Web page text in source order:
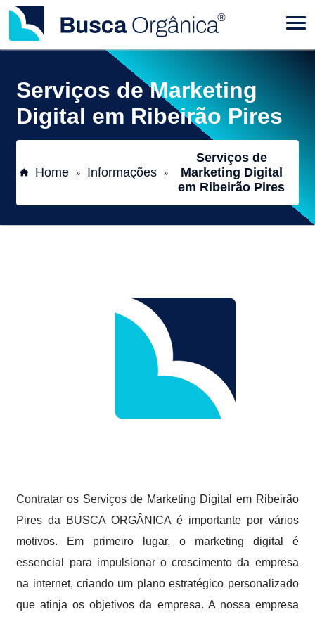
Serviços de Marketing
Digital em Ribeirão Pires
Home » Informações »
Serviços de
Marketing Digital
em Ribeirão Pires
Contratar os Serviços de Marketing Digital em Ribeirão
Pires da BUSCA ORGÂNICA é importante por vários
motivos. Em primeiro lugar, o marketing digital é
essencial para impulsionar o crescimento da empresa
na internet, criando um plano estratégico personalizado
que atinja os objetivos da empresa. A nossa empresa